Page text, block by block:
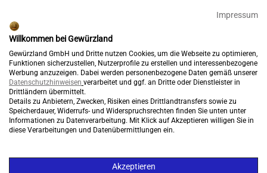
99904

Menü
Konto Warenkorb
Drachenfeuer > Gewürzmischungen > Curry & Masala > Asiatische
Impressum
Willkommen bei Gewürzland
Gewürzland GmbH und Dritte nutzen Cookies, um die Webseite zu optimieren,
Funktionen sicherzustellen, Nutzerprofile zu erstellen und interessenbezogene
Werbung anzuzeigen. Dabei werden personenbezogene Daten gemäß unserer
Datenschutzhinweisen verarbeitet und ggf. an Dritte oder Dienstleister in
Drittländern übermittelt.
Details zu Anbietern, Zwecken, Risiken eines Drittlandtransfers sowie zu
Speicherdauer, Widerrufs- und Widerspruchsrechten finden Sie unten unter
Informationen zu Datenverarbeitung. Mit Klick auf Akzeptieren willigen Sie in
diese Verarbeitungen und Datenübermittlungen ein.
Akzeptieren